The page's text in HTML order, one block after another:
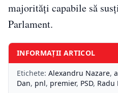
majorități capabile să
Parlament.
INFORMAȚII ARTICOL
Etichete: Alexandru Nazare,
Dan, pnl, premier, PSD, Radu